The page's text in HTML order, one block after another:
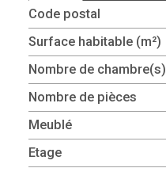
Code postal
Surface habitable (m²)
Nombre de chambre(s)
Nombre de pièces
Meublé
Etage